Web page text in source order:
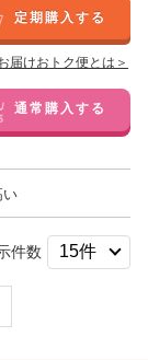
定期購入する
届けおトク便とは＞
通常購入する
い
件数